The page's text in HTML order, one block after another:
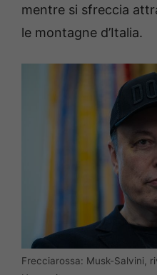
mentre si sfreccia
le montagne d’Italia.
Frecciarossa: Musk-Salvini,